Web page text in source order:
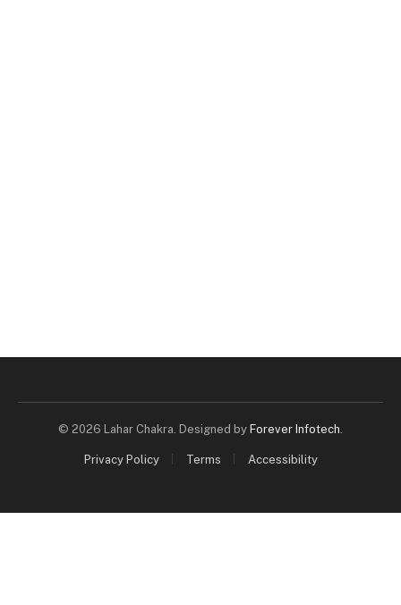
© 2026 Lahar Chakra. Designed by Forever Infotech
Privacy Policy Terms Accessibility